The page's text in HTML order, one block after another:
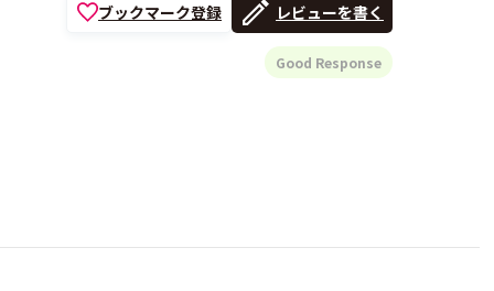
ブックマーク登録 レビューを書く
Good Response